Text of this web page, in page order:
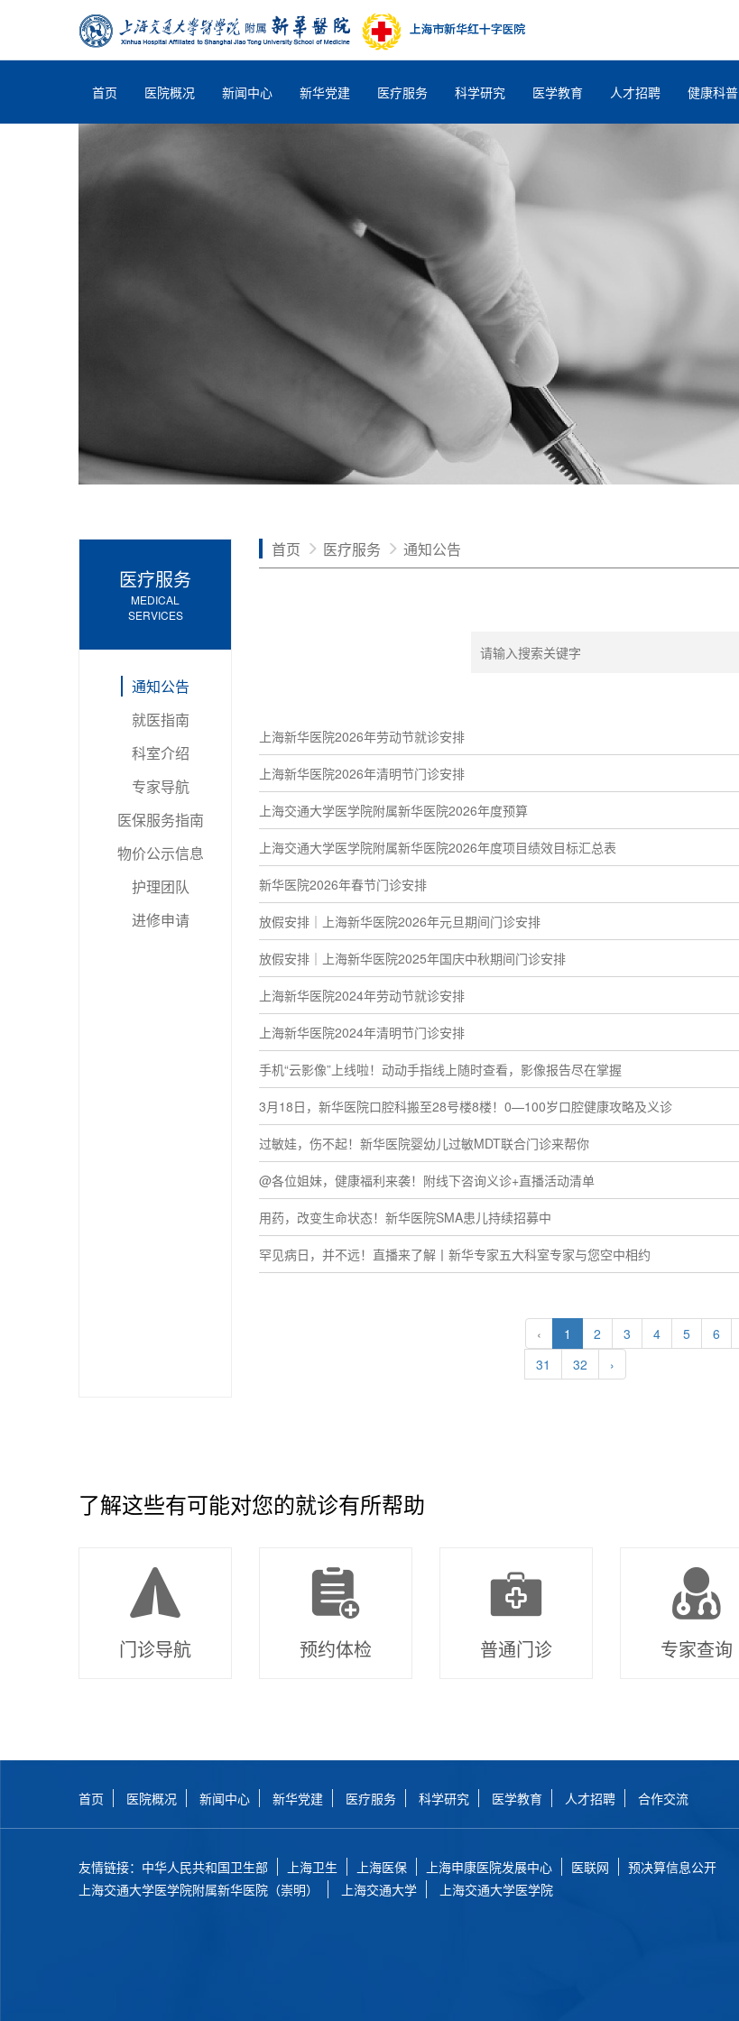
首页 医院概况 新闻中心 新华党建 医疗服务 科学研究 医学教育 人才招聘 健康科普
医疗服务
MEDICAL
SERVICES
通知公告
就医指南
科室介绍
专家导航
医保服务指南
物价公示信息
护理团队
进修申请
首页 医疗服务 通知公告
上海新华医院2026年劳动节就诊安排
上海新华医院2026年清明节门诊安排
上海交通大学医学院附属新华医院2026年度预算
上海交通大学医学院附属新华医院2026年度项目绩效目标汇总表
新华医院2026年春节门诊安排
放假安排｜上海新华医院2026年元旦期间门诊安排
放假安排｜上海新华医院2025年国庆中秋期间门诊安排
上海新华医院2024年劳动节就诊安排
上海新华医院2024年清明节门诊安排
手机“云影像”上线啦！动动手指线上随时查看，影像报告尽在掌握
3月18日，新华医院口腔科搬至28号楼8楼！0—100岁口腔健康攻略及义诊
过敏娃，伤不起！新华医院婴幼儿过敏MDT联合门诊来帮你
@各位姐妹，健康福利来袭！附线下咨询义诊+直播活动清单
用药，改变生命状态！新华医院SMA患儿持续招募中
罕见病日，并不远！直播来了解丨新华专家五大科室专家与您空中相约
‹ 1 2 3 4 5 6
31
32 ›
了解这些有可能对您的就诊有所帮助
门诊导航 预约体检 普通门诊 专家查询
首页 医院概况 新闻中心 新华党建 医疗服务 科学研究 医学教育 人才招聘 合作交流
友情链接： 中华人民共和国卫生部 上海卫生 上海医保 上海申康医院发展中心 医联网
预决算信息公开
上海交通大学医学院附属新华医院（崇明）
上海交通大学 上海交通大学医学院